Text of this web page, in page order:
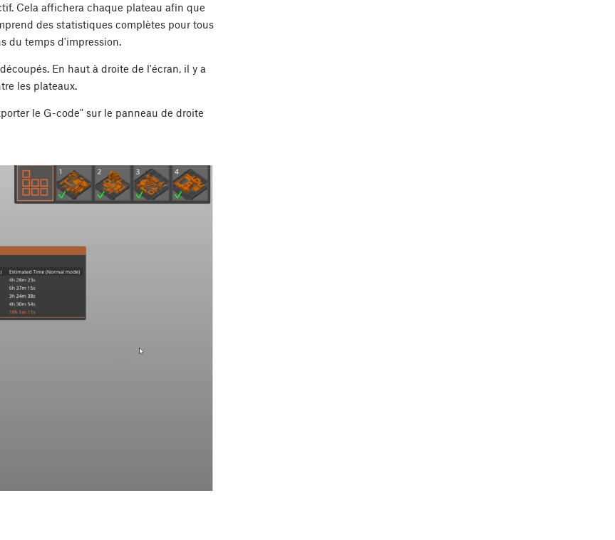
Cela affichera chaque plateau afin que
des statistiques complètes pour tous
du temps d'impression.
En haut à droite de l'écran, il y a
les plateaux.
le G-code" sur le panneau de droite